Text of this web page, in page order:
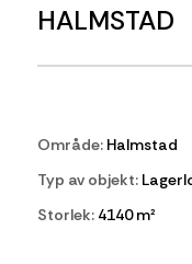
HALMSTAD
Område:Halmstad
Typ av objekt:
Storlek:4140 m²